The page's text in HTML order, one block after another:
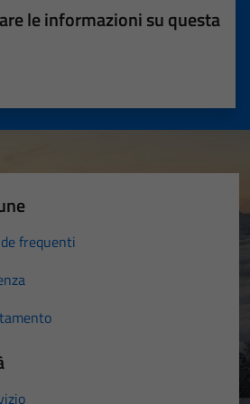
le informazioni su questa
5 stelle su 5
su 5
su 5
5
frequenti